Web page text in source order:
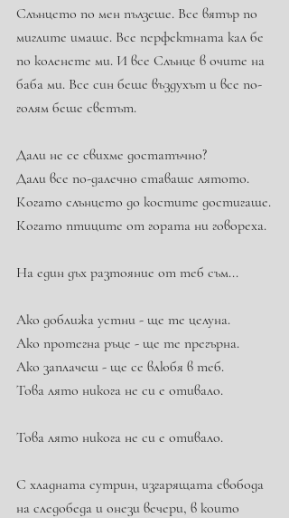
Слънцето по мен пълзеше. Все вятър по
миглите имаше. Все перфектната кал бе
по коленете ми. И все Слънце в очите на
баба ми. Все син беше въздухът и все по-
голям беше светът.
Дали не се свихме достатъчно?
Дали все по-далечно ставаше лятото.
Когато слънцето до костите достигаше.
Когато птиците от гората ни говореха.
На един дъх разтояние от теб съм...
Ако доближа устни - ще те целуна.
Ако протегна ръце - ще те прегърна.
Ако заплачеш - ще се влюбя в теб.
Това лято никога не си е отивало.
Това лято никога не си е отивало.
С хладната сутрин, изгарящата свобода
на следобеда и онези вечери, в които